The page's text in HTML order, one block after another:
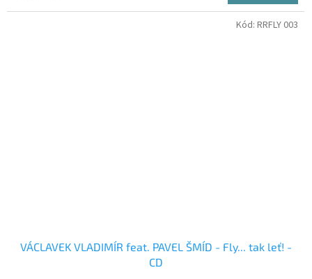
VÁCLAVEK VLADIMÍR feat. PAVEL ŠMÍD - Fly... tak leť! -
CD
Kód: RRFLY 003